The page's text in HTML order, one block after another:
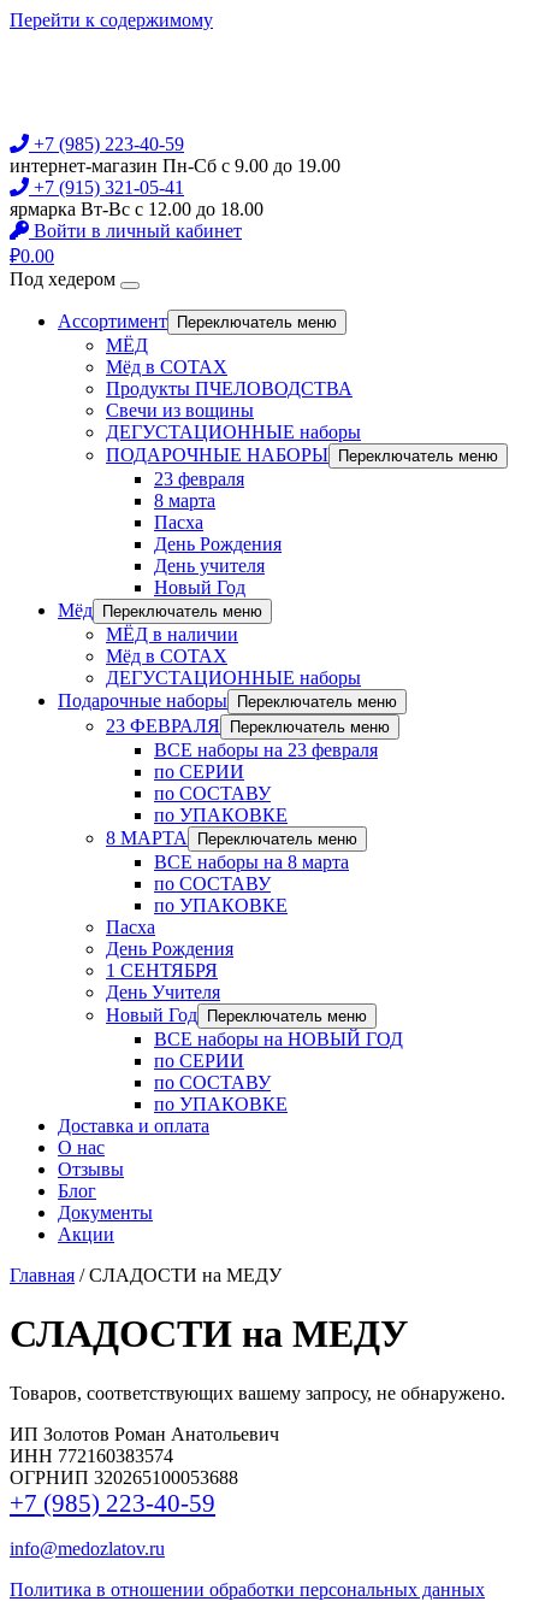
Перейти к содержимому
+7 (985) 223-40-59
интернет-магазин Пн-Сб с 9.00 до 19.00
+7 (915) 321-05-41
ярмарка Вт-Вс с 12.00 до 18.00
Войти в личный кабинет
₽0.00
Под хедером
Ассортимент Переключатель меню
МЁД
Мёд в СОТАХ
Продукты ПЧЕЛОВОДСТВА
Свечи из вощины
ДЕГУСТАЦИОННЫЕ наборы
ПОДАРОЧНЫЕ НАБОРЫ
Переключатель меню
23 февраля
8 марта
Пасха
День Рождения
День учителя
Новый Год
Мёд
Переключатель меню
МЁД в наличии
Мёд в СОТАХ
ДЕГУСТАЦИОННЫЕ наборы
Подарочные наборы
Переключатель меню
23 ФЕВРАЛЯ Переключатель меню
ВСЕ наборы на 23 февраля
по СЕРИИ
по СОСТАВУ
по УПАКОВКЕ
8 МАРТА
Переключатель меню
ВСЕ наборы на 8 марта
по СОСТАВУ
по УПАКОВКЕ
Пасха
День Рождения
1 СЕНТЯБРЯ
День Учителя
Новый Год
Переключатель меню
ВСЕ наборы на НОВЫЙ ГОД
по СЕРИИ
по СОСТАВУ
по УПАКОВКЕ
Доставка и оплата
О нас
Отзывы
Блог
Документы
Акции
Главная / СЛАДОСТИ на МЕДУ
СЛАДОСТИ на МЕДУ
Товаров, соответствующих вашему запросу, не обнаружено.
ИП Золотов Роман Анатольевич
ИНН 772160383574
ОГРНИП 320265100053688
+7 (985) 223-40-59
info@medozlatov.ru
Политика в отношении обработки персональных данных